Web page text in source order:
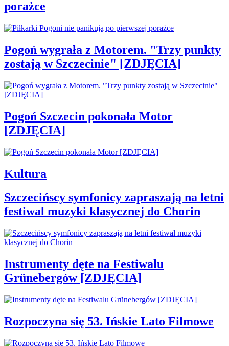
porażce
Pogoń wygrała z Motorem. "Trzy punkty
zostają w Szczecinie" [ZDJĘCIA]
Pogoń Szczecin pokonała Motor
[ZDJĘCIA]
Kultura
Szczecińscy symfonicy zapraszają na letni
festiwal muzyki klasycznej do Chorin
Instrumenty dęte na Festiwalu
Grünebergów [ZDJĘCIA]
Rozpoczyna się 53. Ińskie Lato Filmowe